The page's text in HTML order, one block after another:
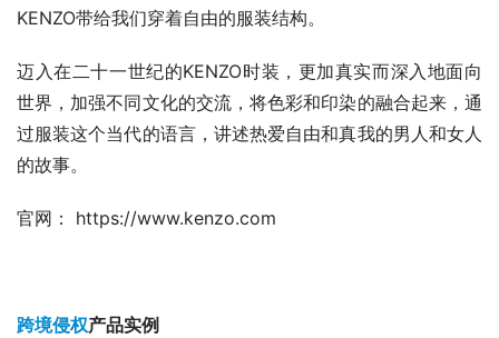
KENZO带给我们穿着自由的服装结构。
迈入在二十一世纪的KENZO时装，更加真实而深入地面向
世界，加强不同文化的交流，将色彩和印染的融合起来，通
过服装这个当代的语言，讲述热爱自由和真我的男人和女人
的故事。
官网： https://www.kenzo.com
跨境侵权产品实例